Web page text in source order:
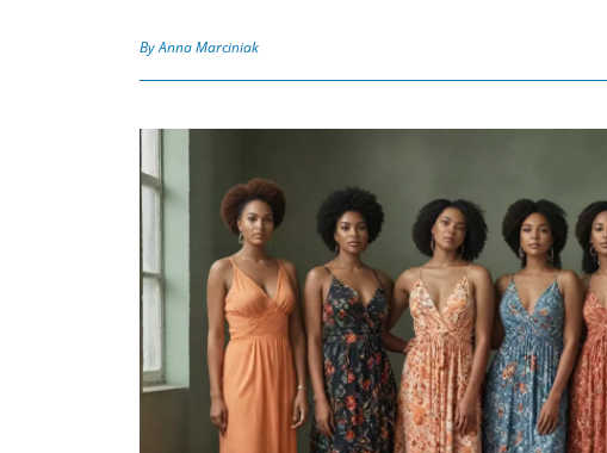
By Anna Marciniak